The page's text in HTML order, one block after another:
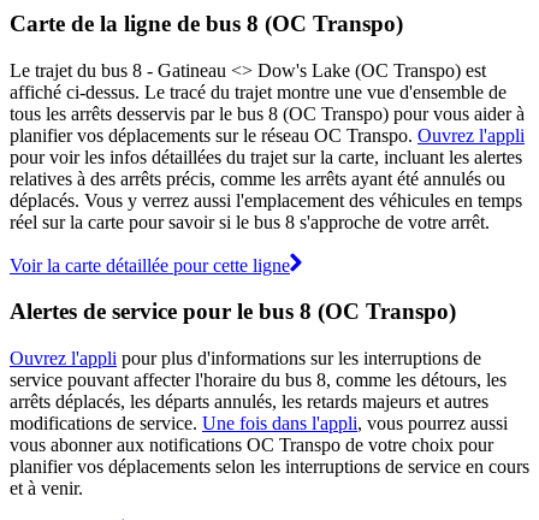
Carte de la ligne de bus 8 (OC Transpo)
Le trajet du bus 8 - Gatineau <​> Dow's Lake (OC Transpo) est
affiché ci-dessus. Le tracé du trajet montre une vue d'ensemble de
tous les arrêts desservis par le bus 8 (OC Transpo) pour vous aider à
planifier vos déplacements sur le réseau OC Transpo. Ouvrez l'appli
pour voir les infos détaillées du trajet sur la carte, incluant les alertes
relatives à des arrêts précis, comme les arrêts ayant été annulés ou
déplacés. Vous y verrez aussi l'emplacement des véhicules en temps
réel sur la carte pour savoir si le bus 8 s'approche de votre arrêt.
Voir la carte détaillée pour cette ligne
Alertes de service pour le bus 8 (OC Transpo)
Ouvrez l'appli pour plus d'informations sur les interruptions de
service pouvant affecter l'horaire du bus 8, comme les détours, les
arrêts déplacés, les départs annulés, les retards majeurs et autres
modifications de service. Une fois dans l'appli, vous pourrez aussi
vous abonner aux notifications OC Transpo de votre choix pour
planifier vos déplacements selon les interruptions de service en cours
et à venir.